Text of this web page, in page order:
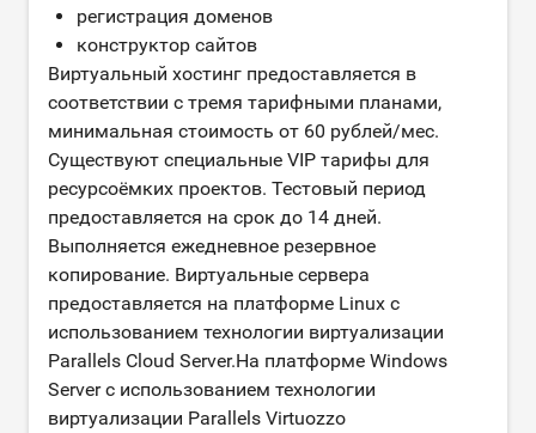
регистрация доменов
конструктор сайтов
Виртуальный хостинг предоставляется в
соответствии с тремя тарифными планами,
минимальная стоимость от 60 рублей/мес.
Существуют специальные VIP тарифы для
ресурсоёмких проектов. Тестовый период
предоставляется на срок до 14 дней.
Выполняется ежедневное резервное
копирование. Виртуальные сервера
предоставляется на платформе Linux с
использованием технологии виртуализации
Parallels Cloud Server.На платформе Windows
Server с использованием технологии
виртуализации Parallels Virtuozzo